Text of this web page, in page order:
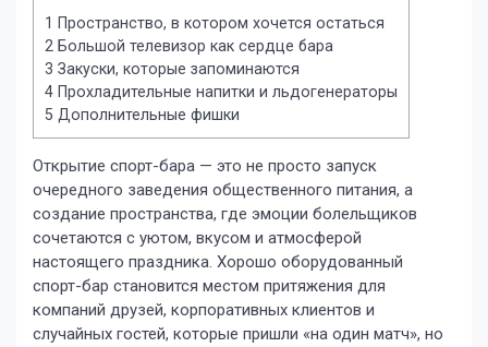
1 Пространство, в котором хочется остаться
2 Большой телевизор как сердце бара
3 Закуски, которые запоминаются
4 Прохладительные напитки и льдогенераторы
5 Дополнительные фишки
Открытие спорт-бара — это не просто запуск
очередного заведения общественного питания, а
создание пространства, где эмоции болельщиков
сочетаются с уютом, вкусом и атмосферой
настоящего праздника. Хорошо оборудованный
спорт-бар становится местом притяжения для
компаний друзей, корпоративных клиентов и
случайных гостей, которые пришли «на один матч», но